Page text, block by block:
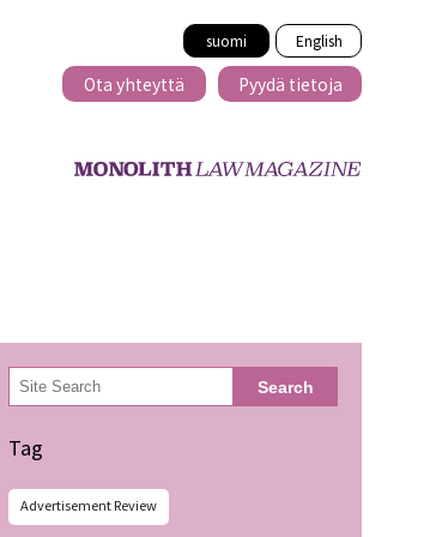
suomi English
Ota yhteyttä Pyydä tietoja
検
索 Search
Tag
Advertisement Review